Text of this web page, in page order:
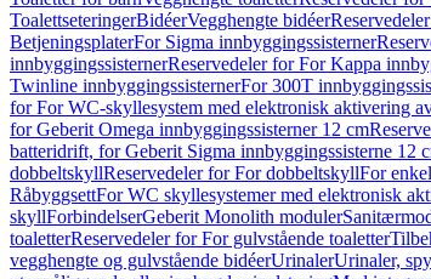
ToalettseteringerBidéerVegghengte bidéer
BetjeningsplaterFor Sigma innbyggingssisterner
innbyggingssisternerReservedeler for For Kappa
Twinline innbyggingssisternerFor 300T
for For WC-skyllesystem med elektronisk aktivering
for Geberit Omega innbyggingssisterner 12 cm
batteridrift, for Geberit Sigma innbyggingssisterne 12
dobbeltskyllReservedeler for For dobbeltskyllFor
RåbyggsettFor WC skyllesystemer med elektronisk
skyllForbindelserGeberit Monolith moduler
toaletterReservedeler for For gulvstående toaletter
vegghengte og gulvstående bidéerUrinalerUrinaler,